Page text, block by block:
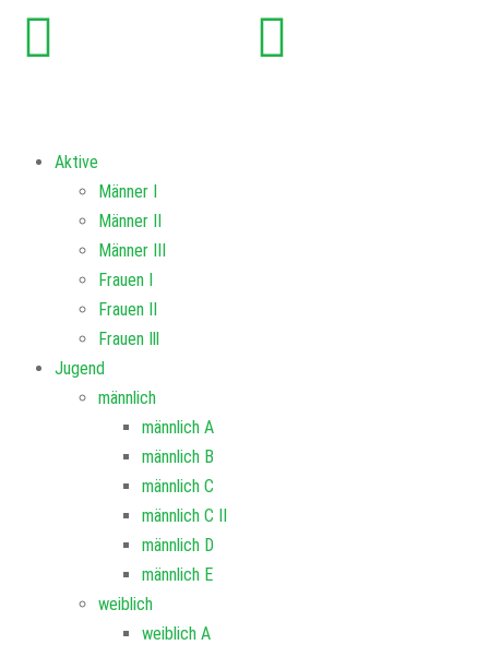
Aktive
Männer I
Männer II
Männer III
Frauen I
Frauen II
Frauen Ill
Jugend
männlich
männlich A
männlich B
männlich C
männlich C II
männlich D
männlich E
weiblich
weiblich A